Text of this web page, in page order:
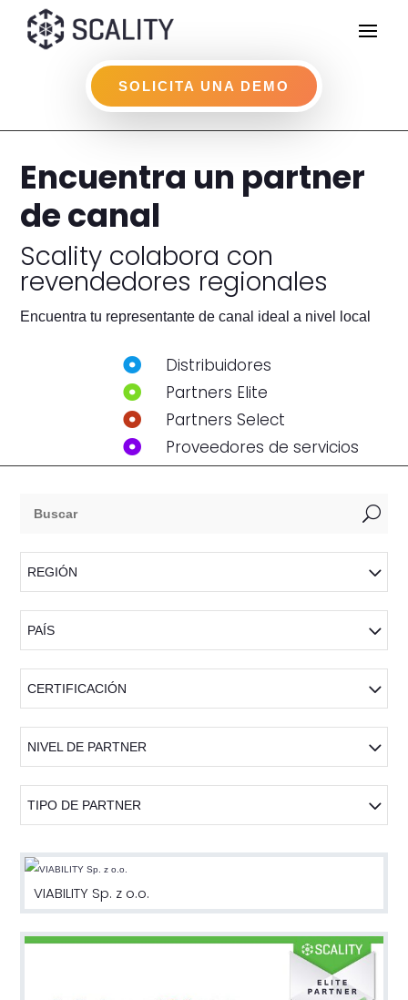
SOLICITA UNA DEMO
Encuentra un partner
de canal
Scality colabora con
revendedores regionales
Encuentra tu representante de canal ideal a nivel local
 Distribuidores
 Partners Elite
 Partners Select
 Proveedores de servicios
U
REGIÓN
PAÍS
CERTIFICACIÓN
NIVEL DE PARTNER
TIPO DE PARTNER
VIABILITY Sp. z o.o.